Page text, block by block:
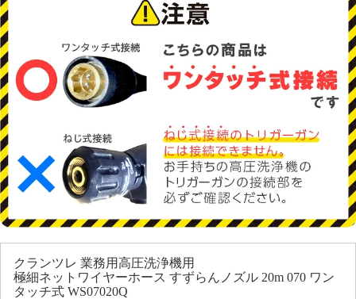
クランツレ 業務用高圧洗浄機用
極細ネットワイヤーホース すずらんノズル 20m 070 ワン
タッチ式 WS07020Q